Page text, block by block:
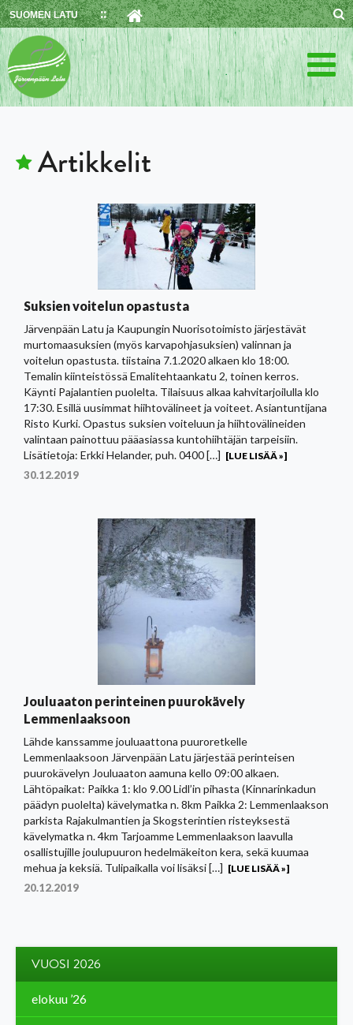
Skip
to
content
SUOMEN LATU
Artikkelit
Suksien voitelun opastusta
Järvenpään Latu ja Kaupungin Nuorisotoimisto järjestävät
murtomaasuksien (myös karvapohjasuksien) valinnan ja
voitelun opastusta. tiistaina 7.1.2020 alkaen klo 18:00.
Temalin kiinteistössä Emalitehtaankatu 2, toinen kerros.
Käynti Pajalantien puolelta. Tilaisuus alkaa kahvitarjoilulla klo
17:30. Esillä uusimmat hiihtovälineet ja voiteet. Asiantuntijana
Risto Kurki. Opastus suksien voiteluun ja hiihtovälineiden
valintaan painottuu pääasiassa kuntohiihtäjän tarpeisiin.
Lisätietoja: Erkki Helander, puh. 0400 […] [LUE LISÄÄ »]
30.12.2019
Jouluaaton perinteinen puurokävely
Lemmenlaaksoon
Lähde kanssamme jouluaattona puuroretkelle
Lemmenlaaksoon Järvenpään Latu järjestää perinteisen
puurokävelyn Jouluaaton aamuna kello 09:00 alkaen.
Lähtöpaikat: Paikka 1: klo 9.00 Lidl’in pihasta (Kinnarinkadun
päädyn puolelta) kävelymatka n. 8km Paikka 2: Lemmenlaakson
parkista Rajakulmantien ja Skogsterintien risteyksestä
kävelymatka n. 4km Tarjoamme Lemmenlaakson laavulla
osallistujille joulupuuron hedelmäkeiton kera, sekä kuumaa
mehua ja keksiä. Tulipaikalla voi lisäksi […] [LUE LISÄÄ »]
20.12.2019
VUOSI 2026
elokuu ’26